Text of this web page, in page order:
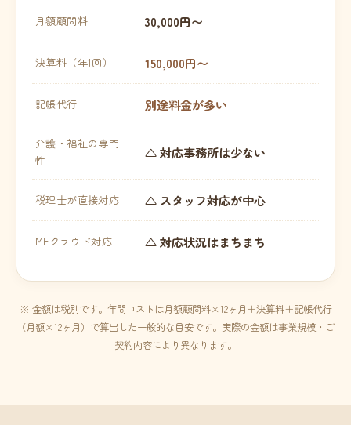
月額顧問料 30,000円〜
決算料（年1回） 150,000円〜
記帳代行 別途料金が多い
介護・福祉の専門
性
△ 対応事務所は少ない
税理士が直接対応 △ スタッフ対応が中心
MFクラウド対応 △ 対応状況はまちまち
※ 金額は税別です。年間コストは月額顧問料×12ヶ月＋決算料＋記帳代行
（月額×12ヶ月）で算出した一般的な目安です。実際の金額は事業規模・ご
契約内容により異なります。